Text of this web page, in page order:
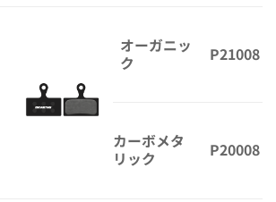
オーガニッ
ク
P21008
カーボメタ
リック
P20008